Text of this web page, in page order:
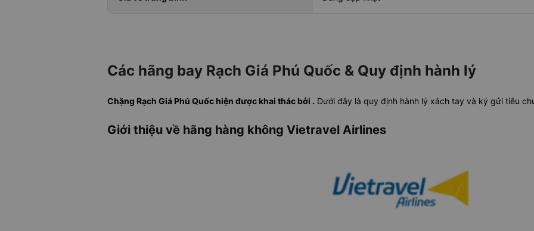
Các hãng bay Rạch Giá Phú Quốc & Quy định hành lý
Chặng Rạch Giá Phú Quốc hiện được khai thác bởi . Dưới đây là quy định hành lý xách tay và ký gửi tiêu
Giới thiệu về hãng hàng không Vietravel Airlines